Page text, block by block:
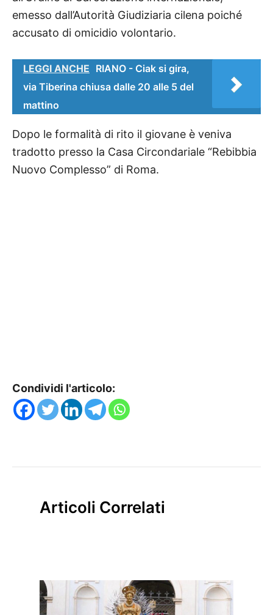
emesso dall’Autorità Giudiziaria cilena poiché
accusato di omicidio volontario.
LEGGI ANCHE RIANO - Ciak si gira,
via Tiberina chiusa dalle 20 alle 5 del
mattino
Dopo le formalità di rito il giovane è veniva
tradotto presso la Casa Circondariale “Rebibbia
Nuovo Complesso” di Roma.
Condividi l'articolo:
Articoli Correlati